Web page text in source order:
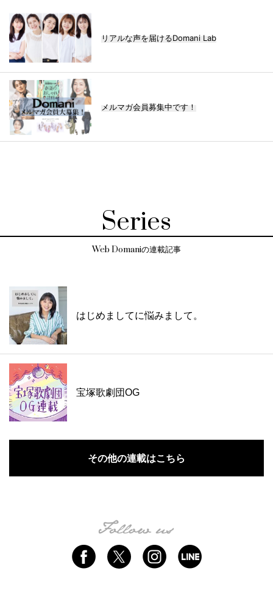
リアルな声を届けるDomani Lab
メルマガ会員募集中です！
Series
Web Domaniの連載記事
はじめましてに悩みまして。
宝塚歌劇団OG
その他の連載はこちら